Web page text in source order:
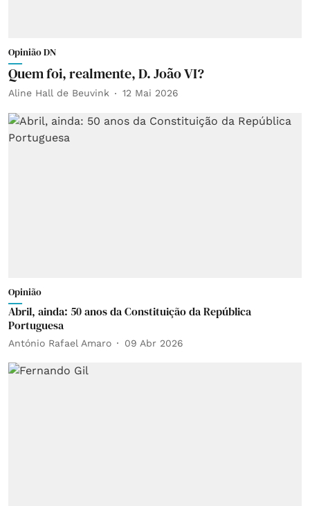
Opinião DN
Quem foi, realmente, D. João VI?
Aline Hall de Beuvink 12 Mai 2026
Opinião
Abril, ainda: 50 anos da Constituição da República
Portuguesa
António Rafael Amaro 09 Abr 2026